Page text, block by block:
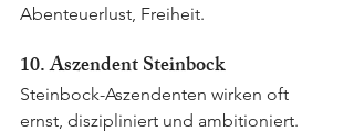
Abenteuerlust, Freiheit.
10. Aszendent Steinbock
Steinbock-Aszendenten wirken oft
ernst, diszipliniert und ambitioniert.